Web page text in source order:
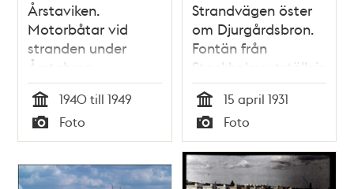
Årstaviken.
Motorbåtar vid
stranden under
Årstabron.
Södersjukhuset i
bakgrunden
Tid
1940 till 1949
Typ
Foto
Strandvägen öster
om Djurgårdsbron.
Fontän från
Stockholmsutställningen
1930 används som
tillfällig
bensinstation för
motorbåtar
Tid
15 april 1931
Typ
Foto